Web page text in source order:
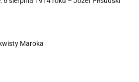
Maroka